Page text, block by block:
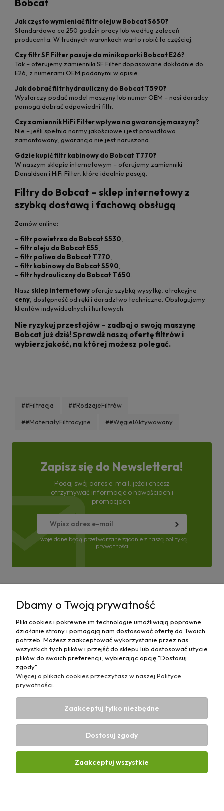
Jak często wymieniać filtr oleju w Bobcat S650?
Standardowo co 250 godzin pracy lub według zaleceń
producenta. W trudnych warunkach warto robić to częściej.
Czy filtr SF Filter pasuje do minikoparki Bobcat E26?
Tak – oferujemy zamienniki SF Filter dopasowane dokładnie do
E26, z numerami OEM podanymi w opisie.
Jak dobrać filtr hydrauliczny do Bobcat T590?
Wystarczy podać model maszyny lub numer OEM – nasi doradcy
pomogą dobrać odpowiedni filtr.
Czy zamiennik HiFi Filter wpływa na gwarancję maszyny?
Nie – jeśli spełnia normy jakościowe i jest prawidłowo
zamontowany, gwarancja nie jest naruszona.
Gdzie kupić filtr kabinowy do Bobcat T770?
W naszym sklepie internetowym – oferujemy zamienniki
Donaldson i HiFi Filter, które idealnie pasują.
Filtry do Bobcat – sklep internetowy z
szybką dostawą i fachową obsługą
Zamów online:
–filtr powietrza do Bobcat S530
–filtr oleju do Bobcat E55
–filtr paliwa do Bobcat T770
–filtr kabinowy do Bobcat S590
–filtr hydrauliczny do Bobcat T650
Nasz sklep internetowy oferuje szybką wysyłkę, atrakcyjne
ceny , dostępność od ręki i doradztwo techniczne. Obsługujemy
klientów indywidualnych i hurtowych.
Nie ryzykuj przestojów – zadbaj o swoją maszynę
Bobcat już dziś! Sprawdź naszą ofertę filtrów i
wybierz jakość, na której możesz polegać.
##Filtracja ##RodzajeFiltrów
##MateriałyFiltracyjne ##WęgielAktywowany
Zapisz się do Newslettera!
Podaj swój adres e-mail, jeżeli chcesz
otrzymywać informacje o nowościach i
promocjach.
Twoje dane będą przetwarzane zgodnie z naszą polityką
prywatności
Moje konto
Płatności i dostawa
Informacje
O nas
Sklep rolniczy z częściami do maszyn E-ciągnik |
731 424 460| NIP: 5562573838 | REGON:
341257433
Dbamy o Twoją prywatność
Pliki cookies i pokrewne im technologie umożliwiają poprawne
działanie strony i pomagają nam dostosować ofertę do Twoich
potrzeb. Możesz zaakceptować wykorzystanie przez nas
wszystkich tych plików i przejść do sklepu lub dostosować użycie
plików do swoich preferencji, wybierając opcję "Dostosuj
zgody".
Więcej o plikach cookies przeczytasz w naszej Polityce
prywatności.
Zaakceptuj tylko niezbędne
Dostosuj zgody
Zaakceptuj wszystkie